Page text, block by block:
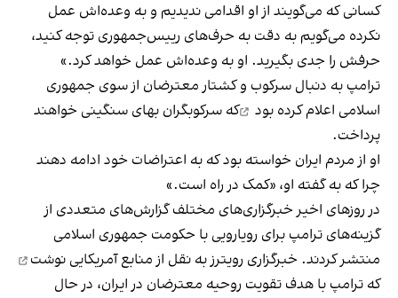
کسانی که می‌گویند از او اقدامی ندیدیم و به وعده‌اش عمل
نکرده می‌گویم به دقت به حرف‌های رییس‌جمهوری توجه کنید،
حرفش را جدی بگیرید. او به وعده‌اش عمل خواهد کرد.»
ترامپ به دنبال سرکوب و کشتار معترضان از سوی جمهوری
اسلامی اعلام کرده بود
که سرکوبگران بهای سنگینی خواهند
پرداخت.
او از مردم ایران خواسته بود که به اعتراضات خود ادامه دهند
چرا که به گفته او، «کمک در راه است.»
در روزهای اخیر خبرگزاری‌های مختلف گزارش‌های متعددی از
گزینه‌های ترامپ برای رویارویی با حکومت جمهوری اسلامی
منتشر کردند. خبرگزاری رویترز به نقل از منابع آمریکایی نوشت
که ترامپ با هدف تقویت روحیه معترضان در ایران، در حال